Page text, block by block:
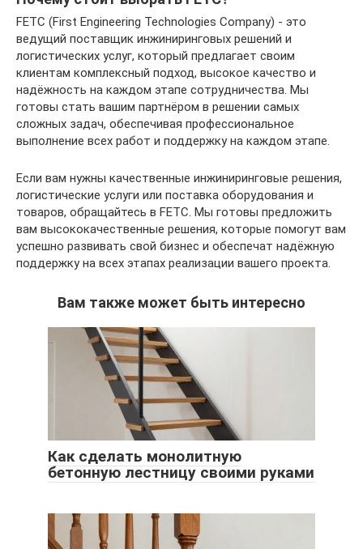
FETC (First Engineering Technologies Company) - это
ведущий поставщик инжиниринговых решений и
логистических услуг, который предлагает своим
клиентам комплексный подход, высокое качество и
надёжность на каждом этапе сотрудничества. Мы
готовы стать вашим партнёром в решении самых
сложных задач, обеспечивая профессиональное
выполнение всех работ и поддержку на каждом этапе.
Если вам нужны качественные инжиниринговые решения,
логистические услуги или поставка оборудования и
товаров, обращайтесь в FETC. Мы готовы предложить
вам высококачественные решения, которые помогут вам
успешно развивать свой бизнес и обеспечат надёжную
поддержку на всех этапах реализации вашего проекта.
Вам также может быть интересно
Как сделать монолитную
бетонную лестницу своими руками